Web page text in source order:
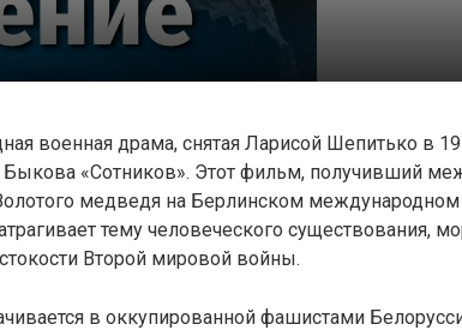
военная драма, снятая Ларисой Шепитько в
Быкова «Сотников». Этот фильм, получивший
медведя на Берлинском международном
тему человеческого существования,
Второй мировой войны.
в оккупированной фашистами